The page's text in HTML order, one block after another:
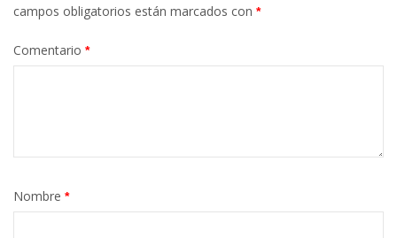
campos obligatorios están marcados con *
Comentario *
Nombre *